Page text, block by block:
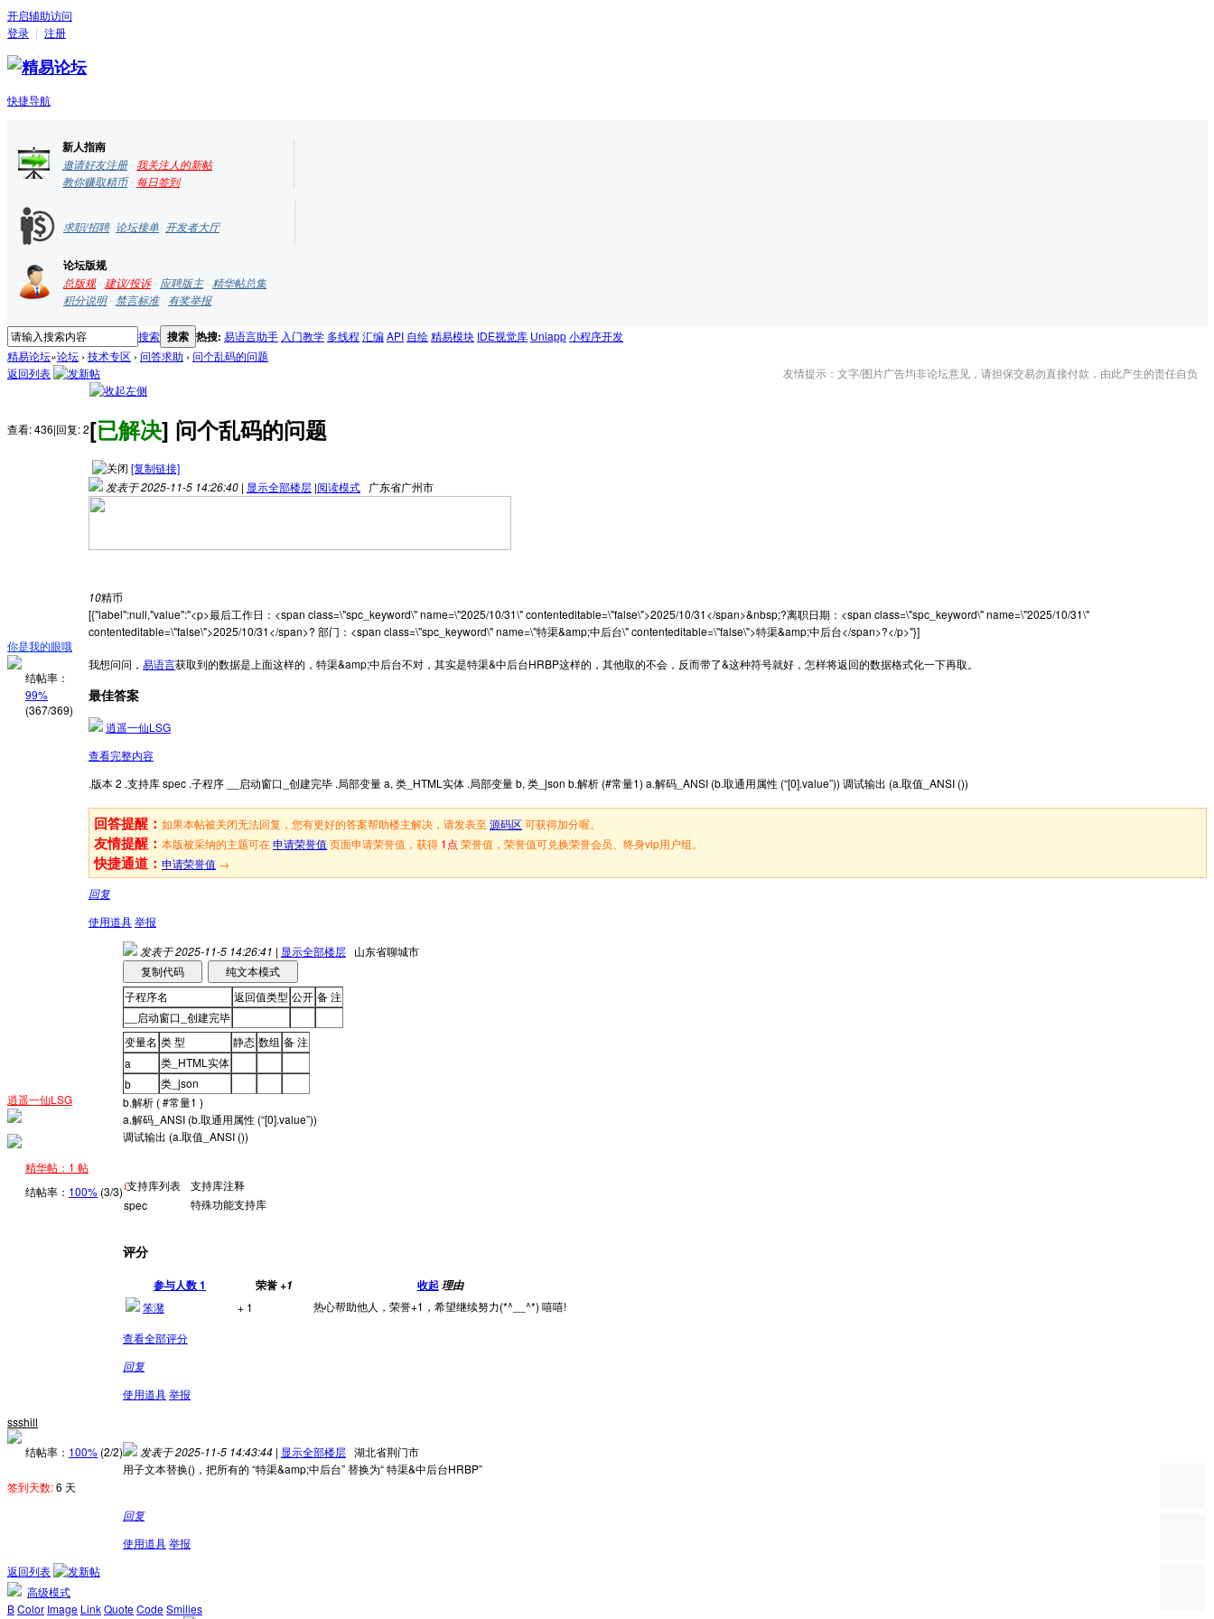
开启辅助访问
登录 | 注册
快捷导航
新人指南
邀请好友注册- 我关注人的新帖
教你赚取精币- 每日签到
求职/招聘- 论坛接单- 开发者大厅
论坛版规
总版规- 建议/投诉- 应聘版主- 精华帖总集
积分说明- 禁言标准- 有奖举报
搜索 搜索 热搜: 易语言助手 入门教学 多线程 汇编API 自绘精易模块 IDE视觉库 Uniapp小程序开发
精易论坛»论坛› 技术专区› 问答求助 › 问个乱码的问题
友情提示：文字/图片广告均非论坛意见，请担保交易勿直接付款，由此产生的责任自负
返回列表
查看:436|回复:2[已解决] 问个乱码的问题
[复制链接]
你是我的眼哦
结帖率：
99%
(367/369)
发表于 2025-11-5 14:26:40 | 显示全部楼层 |阅读模式 广东省广州市
10精币
[{"label":null,"value":"<p>最后工作日：<span class=\"spc_keyword\" name=\"2025/10/31\" contenteditable=\"false\">2025/10/31</span>&nbsp;?离职日期：<span class=\"spc_keyword\" name=\"2025/10/31\"
contenteditable=\"false\">2025/10/31</span>? 部门：<span class=\"spc_keyword\" name=\"特渠&amp;中后台\" contenteditable=\"false\">特渠&amp;中后台</span>?</p>"}]
我想问问， 易语言获取到的数据是上面这样的，特渠&amp;中后台不对，其实是特渠&中后台HRBP这样的，其他取的不会，反而带了&这种符号就好，怎样将返回的数据格式化一下再取。
最佳答案
逍遥一仙LSG
查看完整内容
.版本 2 .支持库 spec .子程序 __启动窗口_创建完毕 .局部变量 a, 类_HTML实体 .局部变量 b, 类_json b.解析 (#常量1) a.解码_ANSI (b.取通用属性 (“[0].value”)) 调试输出 (a.取值_ANSI ())
回答提醒： 如果本帖被关闭无法回复，您有更好的答案帮助楼主解决，请发表至 源码区可获得加分喔。
友情提醒： 本版被采纳的主题可在申请荣誉值 页面申请荣誉值，获得 1点 荣誉值，荣誉值可兑换荣誉会员、终身vip用户组。
快捷通道： 申请荣誉值 →
回复
使用道具举报
逍遥一仙LSG
精华帖：1 帖
结帖率： 100% (3/3)
发表于 2025-11-5 14:26:41 | 显示全部楼层 山东省聊城市
子程序名 返回值类型 公开 备 注
__启动窗口_创建完毕
变量名 类 型 静态 数组 备 注
a
类_HTML实体
b
类_json
b.解析 (#常量1 )
a.解码_ANSI (b.取通用属性 (“[0].value”))
调试输出 (a.取值_ANSI ())
i支持库列表
支持库注释
spec
特殊功能支持库
评分
参与人数1 荣誉+1 收起 理由
笨潴
+ 1 热心帮助他人，荣誉+1，希望继续努力(*^__^*) 嘻嘻!
查看全部评分
回复
使用道具举报
ssshill
结帖率： 100% (2/2)
签到天数:6 天
发表于 2025-11-5 14:43:44 | 显示全部楼层 湖北省荆门市
用子文本替换()，把所有的 “特渠&amp;中后台” 替换为“ 特渠&中后台HRBP”
回复
使用道具举报
返回列表
高级模式
BColor Image LinkQuoteCodeSmilies